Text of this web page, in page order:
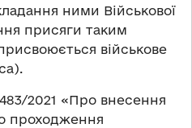
ними Військової
присяги таким
військове
2021 «Про внесення
проходження